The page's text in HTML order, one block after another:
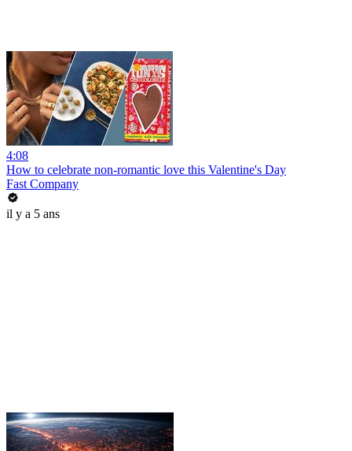
4:08
How to celebrate non-romantic love this Valentine's Day
Fast Company
il y a 5 ans